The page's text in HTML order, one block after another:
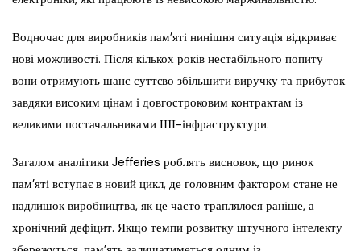
Водночас для виробників пам’яті нинішня ситуація відкриває
нові можливості. Після кількох років нестабільного попиту
вони отримують шанс суттєво збільшити виручку та прибуток
завдяки високим цінам і довгостроковим контрактам із
великими постачальниками ШІ-інфраструктури.
Загалом аналітики Jefferies роблять висновок, що ринок
пам’яті вступає в новий цикл, де головним фактором стане не
надлишок виробництва, як це часто траплялося раніше, а
хронічний дефіцит. Якщо темпи розвитку штучного інтелекту